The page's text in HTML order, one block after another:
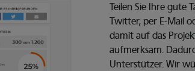
Teilen Sie Ihre gute
Twitter, per E-Mail
damit auf das
aufmerksam.
Unterstützer. Wir